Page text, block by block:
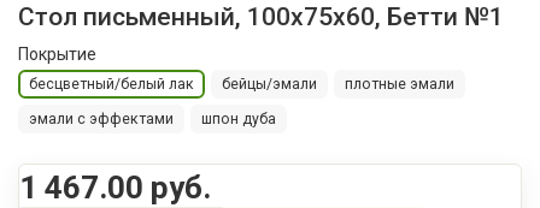
Стол письменный, 100х75х60, Бетти №1
Покрытие
бесцветный/белый лак бейцы/эмали плотные эмали
эмали с эффектами шпон дуба
1 467.00 руб.